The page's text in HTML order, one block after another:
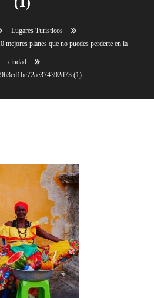
Lugares Turísticos
mejores planes que no puedes perderte en la
ciudad
(1)